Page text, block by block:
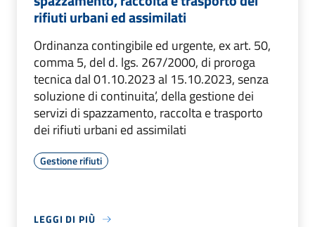
rifiuti urbani ed assimilati
Ordinanza contingibile ed urgente, ex art. 50,
comma 5, del d. lgs. 267/2000, di proroga
tecnica dal 01.10.2023 al 15.10.2023, senza
soluzione di continuita’, della gestione dei
servizi di spazzamento, raccolta e trasporto
dei rifiuti urbani ed assimilati
Gestione rifiuti
LEGGI DI PIÙ